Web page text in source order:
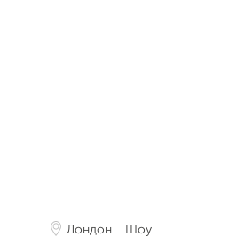
Лондон Шоу